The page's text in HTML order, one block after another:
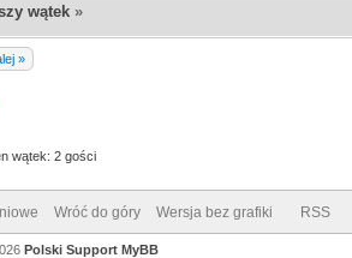
wątek »
»
wątek: 2 gości
Wróć do góry Wersja bez grafiki RSS
Polski Support MyBB